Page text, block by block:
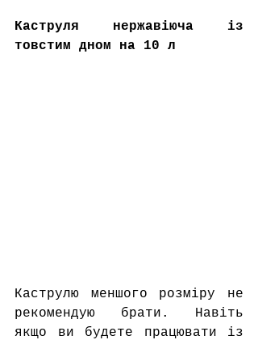
Каструля нержавіюча із
товстим дном на 10 л
Каструлю меншого розміру не
рекомендую брати. Навіть
якщо ви будете працювати із